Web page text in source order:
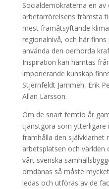
Socialdemokraterna en av
arbetarrörelsens främsta
mest framåtsyftande
regionalnivå, och här
använda den oerhörda
Inspiration kan hämtas
imponerande kunskap
Stjernfeldt Jammeh, Erik
Allan Larsson.
Om de snart femtio år
tjänstgöra som ytterligare
framhålla den självklarhet
arbetsplatsen och världen
vårt svenska
omdanas så måste
ledas och utföras av de